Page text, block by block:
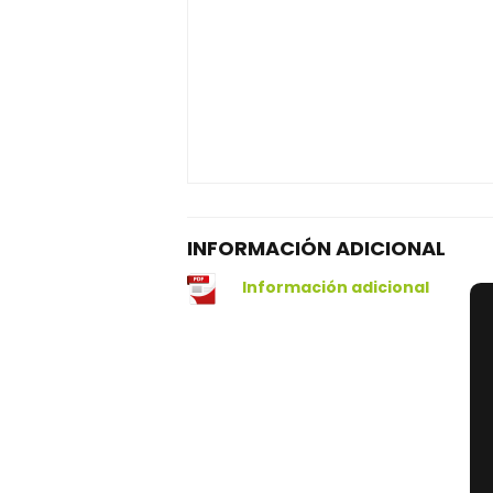
INFORMACIÓN ADICIONAL
Información adicional